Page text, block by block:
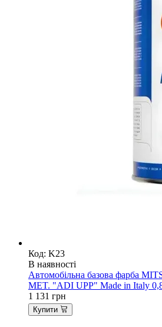
Код: K23
В наявності
Автомобільна базова фарба
MET. "ADI UPP" Made in Italy
1 131 грн
Купити